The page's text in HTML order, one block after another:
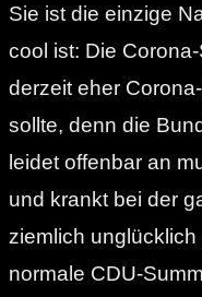
Sie ist die einzige
cool ist: Die
derzeit eher
sollte, denn die
leidet offenbar an
und krankt bei der
ziemlich
normale CDU-